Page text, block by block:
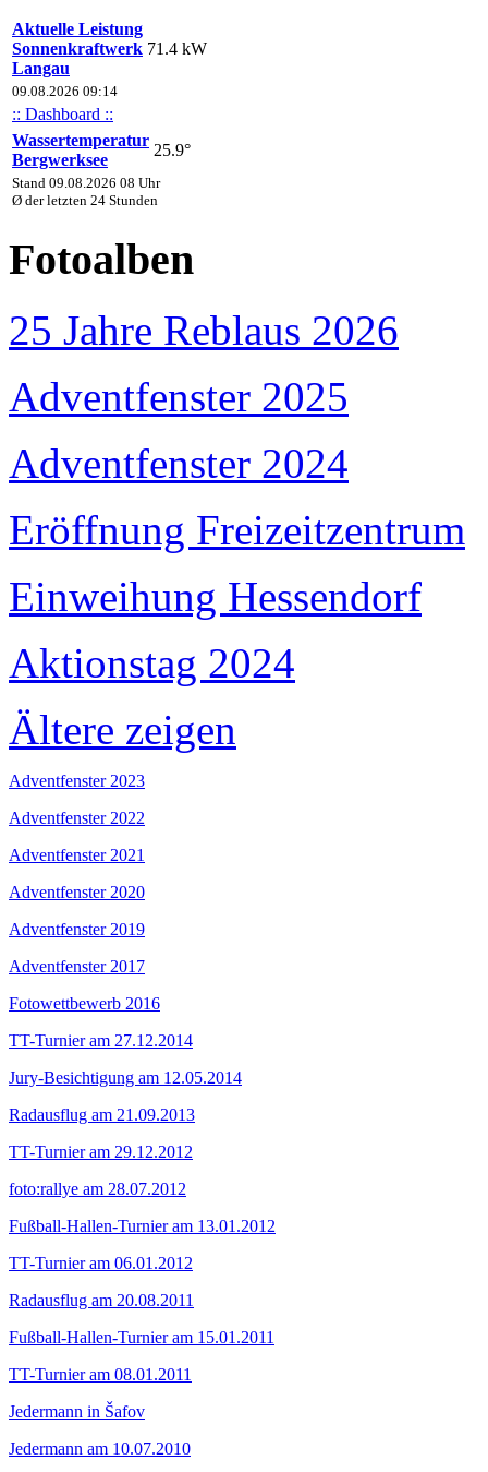
Aktuelle Leistung
Sonnenkraftwerk
Langau
71.4 kW
09.08.2026 09:14
:: Dashboard ::
Wassertemperatur
Bergwerksee
25.9°
Stand 09.08.2026 08 Uhr
Ø der letzten 24 Stunden
Fotoalben
25 Jahre Reblaus 2026
Adventfenster 2025
Adventfenster 2024
Eröffnung Freizeitzentrum
Einweihung Hessendorf
Aktionstag 2024
Ältere zeigen
Adventfenster 2023
Adventfenster 2022
Adventfenster 2021
Adventfenster 2020
Adventfenster 2019
Adventfenster 2017
Fotowettbewerb 2016
TT-Turnier am 27.12.2014
Jury-Besichtigung am 12.05.2014
Radausflug am 21.09.2013
TT-Turnier am 29.12.2012
foto:rallye am 28.07.2012
Fußball-Hallen-Turnier am 13.01.2012
TT-Turnier am 06.01.2012
Radausflug am 20.08.2011
Fußball-Hallen-Turnier am 15.01.2011
TT-Turnier am 08.01.2011
Jedermann in Šafov
Jedermann am 10.07.2010